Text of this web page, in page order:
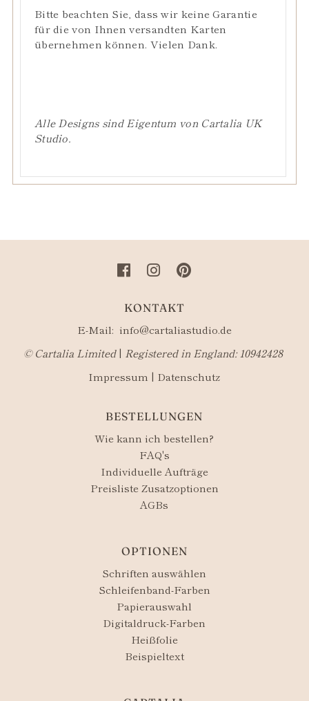
Bitte beachten Sie, dass wir keine Garantie
für die von Ihnen versandten Karten
übernehmen können. Vielen Dank.
Alle Designs sind Eigentum von Cartalia UK
Studio.
KONTAKT
E-Mail: info@cartaliastudio.de
©​ Cartalia Limited| Registered in England: 10942428
Impressum | Datenschutz
BESTELLUNGEN
Wie kann ich bestellen?
FAQ's
Individuelle Aufträge
Preisliste Zusatzoptionen
AGBs
OPTIONEN
Schriften auswählen
Schleifenband-Farben
Papierauswahl
Digitaldruck-Farben
Heißfolie
Beispieltext